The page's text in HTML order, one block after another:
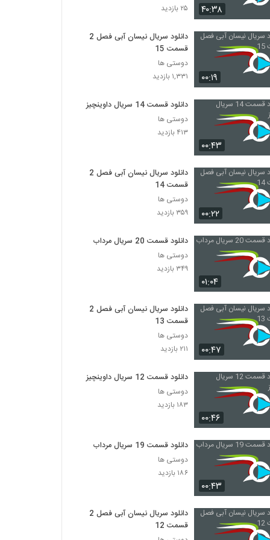
۴۰:۳۸
۲۵ بازدید
۰۰:۱۹
دانلود سریال نیسان آبی فصل 2
قسمت 15
دوستی ها
۱,۳۳۱ بازدید
۰۰:۴۳
دانلود قسمت 14 سریال داوینچیز
دوستی ها
۴۱۳ بازدید
۰۰:۲۲
دانلود سریال نیسان آبی فصل 2
قسمت 14
دوستی ها
۳۵۹ بازدید
۰۱:۰۴
دانلود قسمت 20 سریال مرداب
دوستی ها
۳۴۹ بازدید
۰۰:۴۷
دانلود سریال نیسان آبی فصل 2
قسمت 13
دوستی ها
۲۱۱ بازدید
۰۰:۴۶
دانلود قسمت 12 سریال داوینچیز
دوستی ها
۱۸۳ بازدید
۰۰:۴۳
دانلود قسمت 19 سریال مرداب
دوستی ها
۱۸۶ بازدید
دانلود سریال نیسان آبی فصل 2
قسمت 12